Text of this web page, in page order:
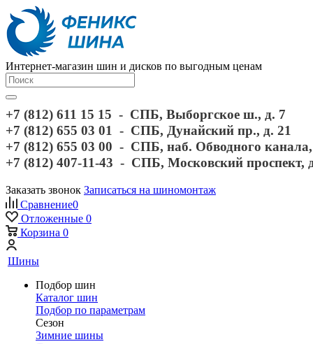
Интернет-магазин шин и дисков по выгодным ценам
+7 (812) 611 15 15 - СПБ, Выборгское ш., д. 7
+7 (812) 655 03 01 - СПБ, Дунайский пр., д. 21
+7 (812) 655 03 00 - СПБ, наб. Обводного
+7 (812) 407-11-43 - СПБ, Московский проспект,
Заказать звонок Записаться на шиномонтаж
Сравнение0
Отложенные 0
Корзина 0
Шины
Подбор шин
Каталог шин
Подбор по параметрам
Сезон
Зимние шины